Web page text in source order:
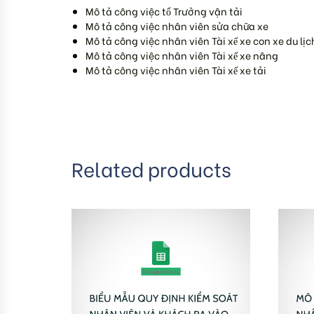
Mô tả công việc tổ Trưởng vận tải
Mô tả công việc nhân viên sửa chữa xe
Mô tả công việc nhân viên Tài xế xe con xe du
Mô tả công việc nhân viên Tài xế xe nâng
Mô tả công việc nhân viên Tài xế xe tải
Related products